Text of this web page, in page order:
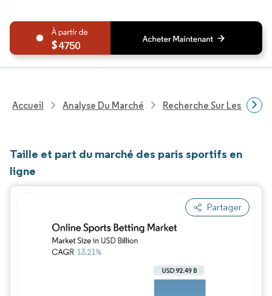
4750
Accueil Analyse Du Marché Recherche Sur Les
Taille et part du marché des paris sportifs en
ligne
Partager